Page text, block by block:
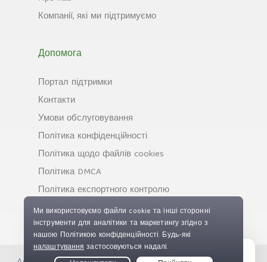
Компанії, які ми підтримуємо
Допомога
Портал підтримки
Контакти
Умови обслуговування
Політика конфіденційності
Політика щодо файлів cookies
Політика DMCA
Політика експортного контролю